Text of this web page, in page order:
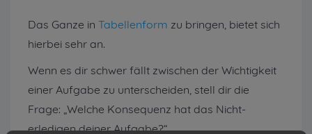
Das Ganze in Tabellenform zu bringen, bietet sich
hierbei sehr an.
Wenn es dir schwer fällt zwischen der Wichtigkeit
einer Aufgabe zu unterscheiden, stell dir die
Frage: „Welche Konsequenz hat das Nicht-
erledigen deiner Aufgabe?“.